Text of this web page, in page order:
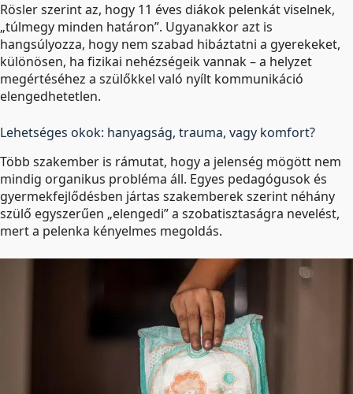
Rösler szerint az, hogy 11 éves diákok pelenkát viselnek,
„túlmegy minden határon”. Ugyanakkor azt is
hangsúlyozza, hogy nem szabad hibáztatni a gyerekeket,
különösen, ha fizikai nehézségeik vannak – a helyzet
megértéséhez a szülőkkel való nyílt kommunikáció
elengedhetetlen.
Lehetséges okok: hanyagság, trauma, vagy komfort?
Több szakember is rámutat, hogy a jelenség mögött nem
mindig organikus probléma áll. Egyes pedagógusok és
gyermekfejlődésben jártas szakemberek szerint néhány
szülő egyszerűen „elengedi” a szobatisztaságra nevelést,
mert a pelenka kényelmes megoldás.